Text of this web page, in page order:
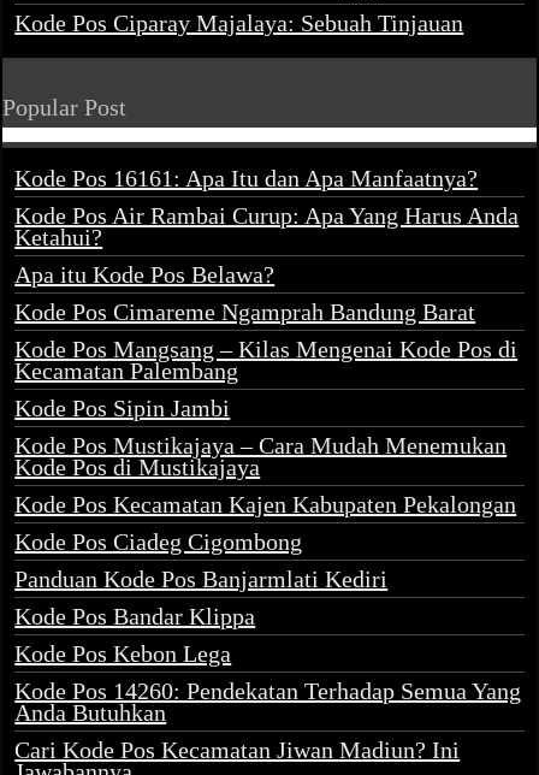
Kode Pos Ciparay Majalaya: Sebuah Tinjauan
Popular Post
Kode Pos 16161: Apa Itu dan Apa Manfaatnya?
Kode Pos Air Rambai Curup: Apa Yang Harus Anda
Ketahui?
Apa itu Kode Pos Belawa?
Kode Pos Cimareme Ngamprah Bandung Barat
Kode Pos Mangsang – Kilas Mengenai Kode Pos di
Kecamatan Palembang
Kode Pos Sipin Jambi
Kode Pos Mustikajaya – Cara Mudah Menemukan
Kode Pos di Mustikajaya
Kode Pos Kecamatan Kajen Kabupaten Pekalongan
Kode Pos Ciadeg Cigombong
Panduan Kode Pos Banjarmlati Kediri
Kode Pos Bandar Klippa
Kode Pos Kebon Lega
Kode Pos 14260: Pendekatan Terhadap Semua Yang
Anda Butuhkan
Cari Kode Pos Kecamatan Jiwan Madiun? Ini